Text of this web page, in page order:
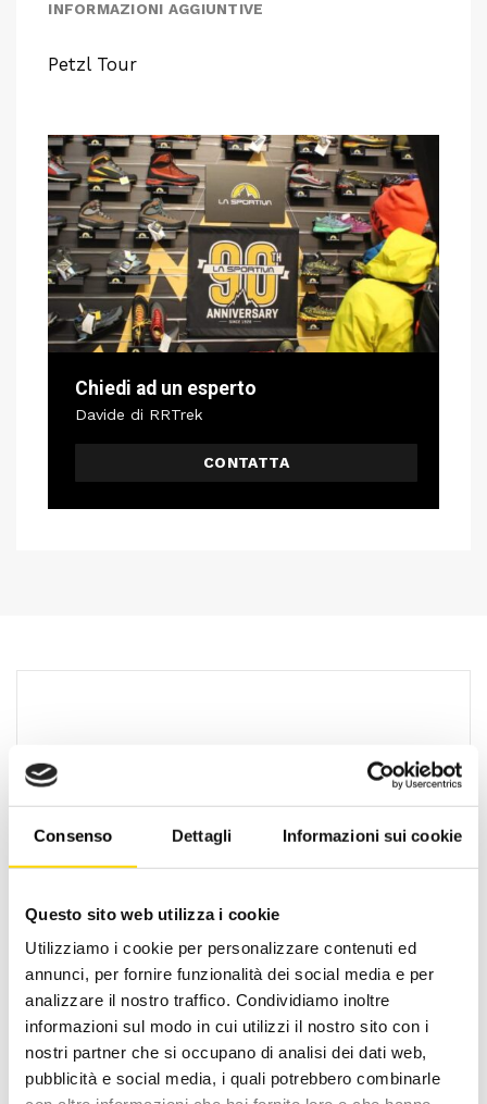
Consenso Dettagli Informazioni sui cookie
Questo sito web utilizza i cookie
Utilizziamo i cookie per personalizzare contenuti ed
annunci, per fornire funzionalità dei social media e per
analizzare il nostro traffico. Condividiamo inoltre
informazioni sul modo in cui utilizzi il nostro sito con i
nostri partner che si occupano di analisi dei dati web,
pubblicità e social media, i quali potrebbero combinarle
Chiedi ad un esperto
Davide di RRTrek
CONTATTA
INFORMAZIONI AGGIUNTIVE
Petzl Tour
Oltre 30 anni di esperienza
Nato nel 1990 con il nome di Rifugio
Roma, RRTrek è il punto di riferimento
per amanti dell’outdoor a Roma e nel
Lazio. Da sempre soddisfiamo i nostri
clienti con professionalità, rendendo